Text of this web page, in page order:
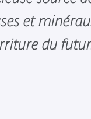
et
du